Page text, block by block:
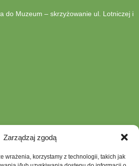
Zarządzaj zgodą
wrażenia, korzystamy z technologii, takich jak
do Muzeum – skrzyżowanie ul. Lotniczej i